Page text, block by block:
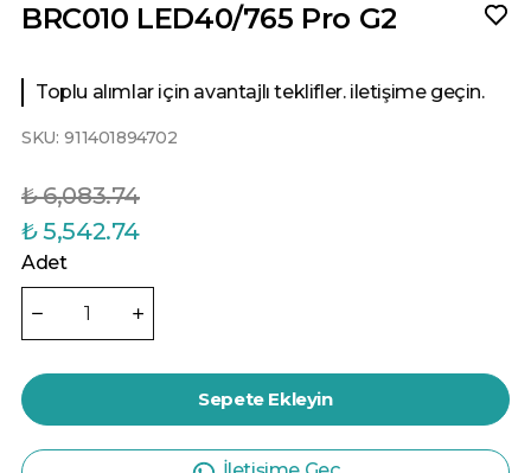
BRC010 LED40/765 Pro G2
Toplu alımlar için avantajlı teklifler. iletişime geçin.
SKU: 911401894702
₺ 6,083.74
₺ 5,542.74
Adet
Sepete Ekleyin